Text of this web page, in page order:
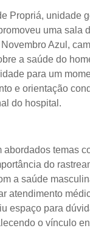
Propriá, unidade
uma sala
Azul,
a saúde do
para um
e orientação
do hospital.
abordados temas
do
a saúde
atendimento
espaço para
o vínculo